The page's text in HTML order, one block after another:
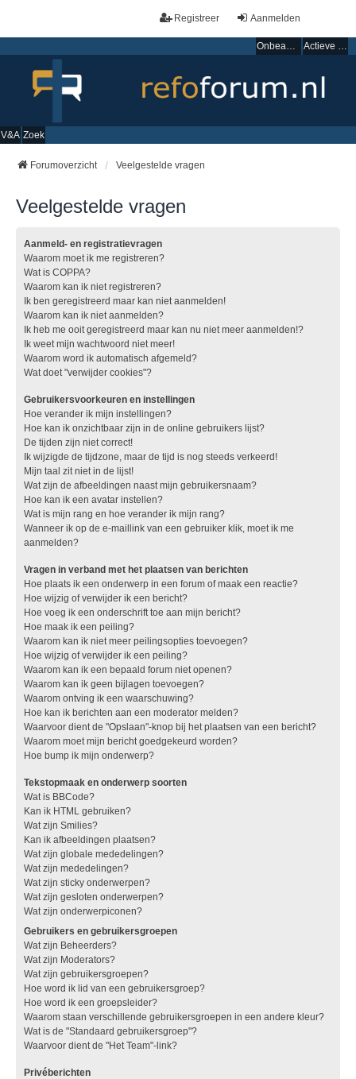
Aanmelden
Registreer
Onbeantwoorde onderwerpen Actieve onderwerpen
V&A Zoek
Forumoverzicht Veelgestelde vragen
Veelgestelde vragen
Aanmeld- en registratievragen
Waarom moet ik me registreren?
Wat is COPPA?
Waarom kan ik niet registreren?
Ik ben geregistreerd maar kan niet aanmelden!
Waarom kan ik niet aanmelden?
Ik heb me ooit geregistreerd maar kan nu niet meer aanmelden!?
Ik weet mijn wachtwoord niet meer!
Waarom word ik automatisch afgemeld?
Wat doet "verwijder cookies"?
Gebruikersvoorkeuren en instellingen
Hoe verander ik mijn instellingen?
Hoe kan ik onzichtbaar zijn in de online gebruikers lijst?
De tijden zijn niet correct!
Ik wijzigde de tijdzone, maar de tijd is nog steeds verkeerd!
Mijn taal zit niet in de lijst!
Wat zijn de afbeeldingen naast mijn gebruikersnaam?
Hoe kan ik een avatar instellen?
Wat is mijn rang en hoe verander ik mijn rang?
Wanneer ik op de e-maillink van een gebruiker klik, moet ik me
aanmelden?
Vragen in verband met het plaatsen van berichten
Hoe plaats ik een onderwerp in een forum of maak een reactie?
Hoe wijzig of verwijder ik een bericht?
Hoe voeg ik een onderschrift toe aan mijn bericht?
Hoe maak ik een peiling?
Waarom kan ik niet meer peilingsopties toevoegen?
Hoe wijzig of verwijder ik een peiling?
Waarom kan ik een bepaald forum niet openen?
Waarom kan ik geen bijlagen toevoegen?
Waarom ontving ik een waarschuwing?
Hoe kan ik berichten aan een moderator melden?
Waarvoor dient de "Opslaan"-knop bij het plaatsen van een bericht?
Waarom moet mijn bericht goedgekeurd worden?
Hoe bump ik mijn onderwerp?
Tekstopmaak en onderwerp soorten
Wat is BBCode?
Kan ik HTML gebruiken?
Wat zijn Smilies?
Kan ik afbeeldingen plaatsen?
Wat zijn globale mededelingen?
Wat zijn mededelingen?
Wat zijn sticky onderwerpen?
Wat zijn gesloten onderwerpen?
Wat zijn onderwerpiconen?
Gebruikers en gebruikersgroepen
Wat zijn Beheerders?
Wat zijn Moderators?
Wat zijn gebruikersgroepen?
Hoe word ik lid van een gebruikersgroep?
Hoe word ik een groepsleider?
Waarom staan verschillende gebruikersgroepen in een andere kleur?
Wat is de "Standaard gebruikersgroep"?
Waarvoor dient de "Het Team"-link?
Privéberichten